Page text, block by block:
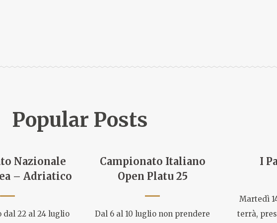
Popular Posts
Nazionale
– Adriatico
dal 22 al 24 luglio
Campionato Italiano
Open Platu 25
Dal 6 al 10 luglio non prendere
I
Martedì
terrà,